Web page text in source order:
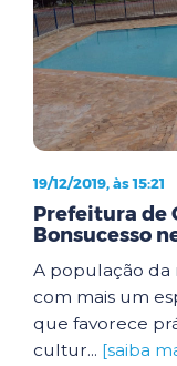
19/12/2019, às 15:21
Prefeitura de
Bonsucesso
A população da
com mais um
que favorece
cultur... [saiba